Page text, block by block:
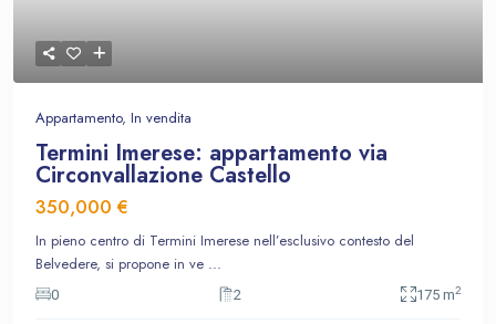
Appartamento, In vendita
Termini Imerese: appartamento via
Circonvallazione Castello
350,000 €
In pieno centro di Termini Imerese nell’esclusivo contesto del
Belvedere, si propone in ve ...
0 2 175 m2